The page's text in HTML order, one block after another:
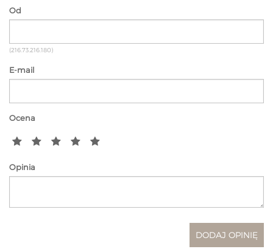
Od
(216.73.216.180)
E-mail
Ocena
Opinia